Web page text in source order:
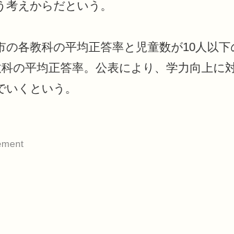
えからだという。
各教科の平均正答率と児童数が10人以
の平均正答率。公表により、学力向上に
くという。